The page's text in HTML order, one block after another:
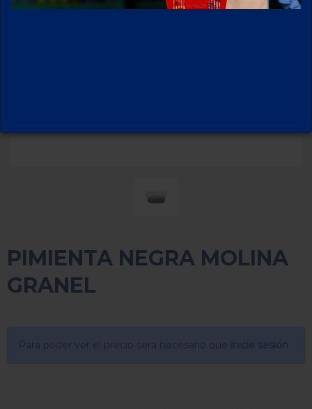
PIMIENTA NEGRA MOLINA
GRANEL
Para poder ver el precio sera necesario que